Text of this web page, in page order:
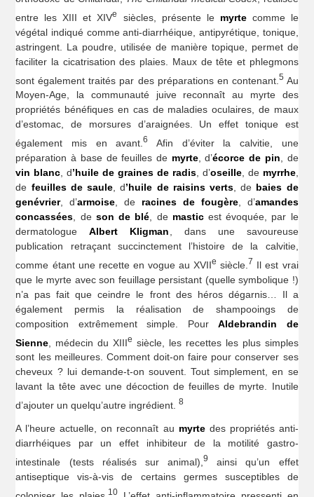
entre les XIII et XIVe siècles, présente lemyrtecomme le
végétal indiqué comme anti-diarrhéique, antipyrétique, tonique,
astringent. La poudre, utilisée de manière topique, permet de
faciliter la cicatrisation des plaies. Maux de tête et phlegmons
sont également traités par des préparations en contenant. 5 Au
Moyen-Age, la communauté juive reconnaît au myrte des
propriétés bénéfiques en cas de maladies oculaires, de maux
d’estomac, de morsures d’araignées. Un effet tonique est
également mis en avant.6
Afin d’éviter la calvitie, une
préparation à base de feuilles de myrte, d’écorce de pin , de
vin blanc , d’huile de graines de radis, d’oseille, de myrrhe,
de feuilles de saule , d’huile de raisins verts, de baies de
genévrier, d’armoise , de racines de fougère, d’amandes
concassées , de son de blé , de masticest évoquée, par le
dermatologueAlbert Kligman , dans une savoureuse
publication retraçant succinctement l’histoire de la calvitie,
comme étant une recette en vogue au XVIIe siècle. 7 Il est vrai
que le myrte avec son feuillage persistant (quelle symbolique !)
n’a pas fait que ceindre le front des héros dégarnis… Il a
également permis la réalisation de shampooings de
composition extrêmement simple. PourAldebrandin de
Sienne , médecin du XIIIe siècle, les recettes les plus simples
sont les meilleures. Comment doit-on faire pour conserver ses
cheveux ? lui demande-t-on souvent. Tout simplement, en se
lavant la tête avec une décoction de feuilles de myrte. Inutile
d’ajouter un quelqu’autre ingrédient.8
A l’heure actuelle, on reconnaît au myrtedes propriétés anti-
diarrhéiques par un effet inhibiteur de la motilité gastro-
intestinale (tests réalisés sur animal),9
ainsi qu’un effet
antiseptique vis-à-vis de certains germes susceptibles de
10